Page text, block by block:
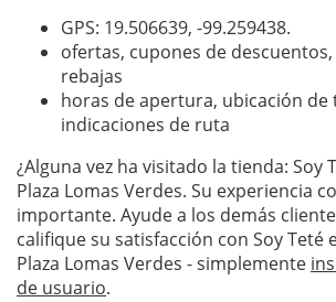
GPS: 19.506639, -99.259438.
ofertas, cupones de
rebajas
horas de apertura, ubicación de
indicaciones de ruta
¿Alguna vez ha visitado la tienda: Soy
Plaza Lomas Verdes. Su experiencia
importante. Ayude a los demás
califique su satisfacción con Soy Teté
Plaza Lomas Verdes - simplemente
de usuario.